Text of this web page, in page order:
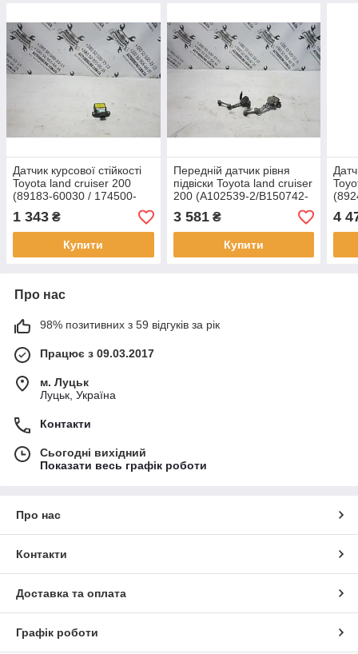
Датчик курсової стійкості
Toyota land cruiser 200
(89183-60030 / 174500-
5715)
1 343 ₴
Купити
Передній датчик рівня
підвіски Toyota land cruiser
200 (A102539-2/B150742-
2)
3 581₴
Купити
4
Про нас
98% позитивних з 59 відгуків за рік
Працює з 09.03.2017
м. Луцьк
Луцьк, Україна
Контакти
Сьогодні вихідний
Показати весь графік роботи
Про нас
Контакти
Доставка та оплата
Графік роботи